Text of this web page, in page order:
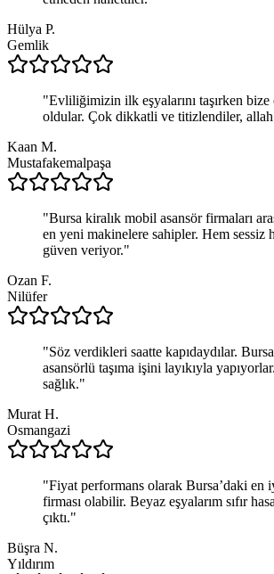
Hülya P.
Gemlik
"Evliliğimizin ilk eşyalarını taşırken bize
oldular. Çok dikkatli ve titizlendiler, allah
Kaan M.
Mustafakemalpaşa
"Bursa kiralık mobil asansör firmaları
en yeni makinelere sahipler. Hem sessiz
güven veriyor."
Ozan F.
Nilüfer
"Söz verdikleri saatte kapıdaydılar.
asansörlü taşıma işini layıkıyla
sağlık."
Murat H.
Osmangazi
"Fiyat performans olarak Bursa’daki en
firması olabilir. Beyaz eşyalarım sıfır
çıktı."
Büşra N.
Yıldırım